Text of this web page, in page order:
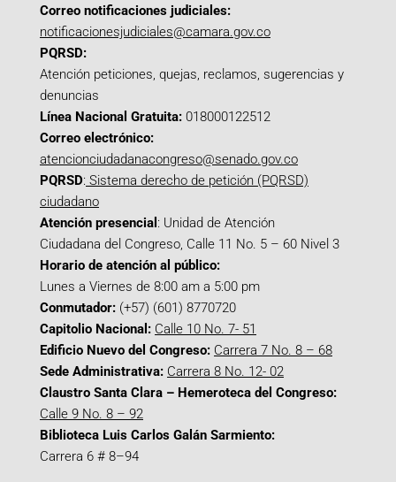
Correo notificaciones judiciales:
notificacionesjudiciales@camara.gov.co
PQRSD:
Atención peticiones, quejas, reclamos, sugerencias y
denuncias
Línea Nacional Gratuita: 018000122512
Correo electrónico:
atencionciudadanacongreso@senado.gov.co
PQRSD: Sistema derecho de petición (PQRSD)
ciudadano
Atención presencial : Unidad de Atención
Ciudadana del Congreso, Calle 11 No. 5 – 60 Nivel 3
Horario de atención al público:
Lunes a Viernes de 8:00 am a 5:00 pm
Conmutador: (+57) (601) 8770720
Capitolio Nacional: Calle 10 No. 7- 51
Edificio Nuevo del Congreso: Carrera 7 No. 8 – 68
Sede Administrativa: Carrera 8 No. 12- 02
Claustro Santa Clara – Hemeroteca del Congreso:
Calle 9 No. 8 – 92
Biblioteca Luis Carlos Galán Sarmiento:
Carrera 6 # 8–94